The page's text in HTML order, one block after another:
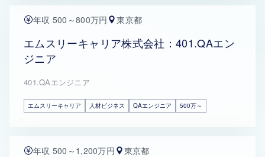
年収 500～800万円 東京都
エムスリーキャリア株式会社：401.QAエン
ジニア
401.QAエンジニア
エムスリーキャリア 人材ビジネス QAエンジニア 500万～
年収 500～1,200万円 東京都